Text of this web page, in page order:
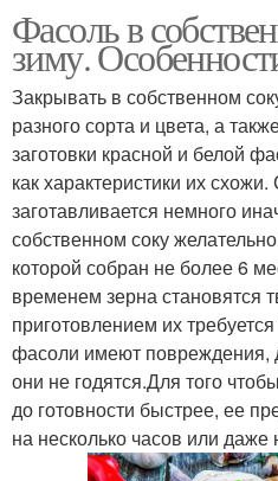
Фасоль в
зиму.
Закрывать в собственном
разного сорта и цвета, а
заготовки красной и белой
как характеристики их
заготавливается немного
собственном соку
которой собран не более 6
временем зерна становятся
приготовлением их
фасоли имеют повреждения,
они не годятся.Для того
до готовности быстрее, ее
на несколько часов или даже